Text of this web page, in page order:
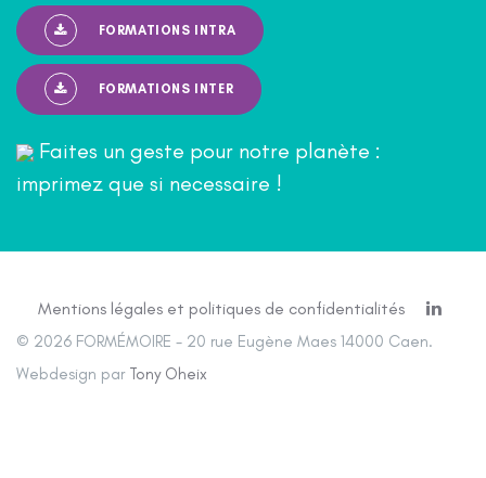
FORMATIONS INTRA
FORMATIONS INTER
Faites un geste pour notre planète :
imprimez que si necessaire !
Mentions légales et politiques de confidentialités
© 2026 FORMÉMOIRE - 20 rue Eugène Maes 14000 Caen.
Webdesign par Tony Oheix